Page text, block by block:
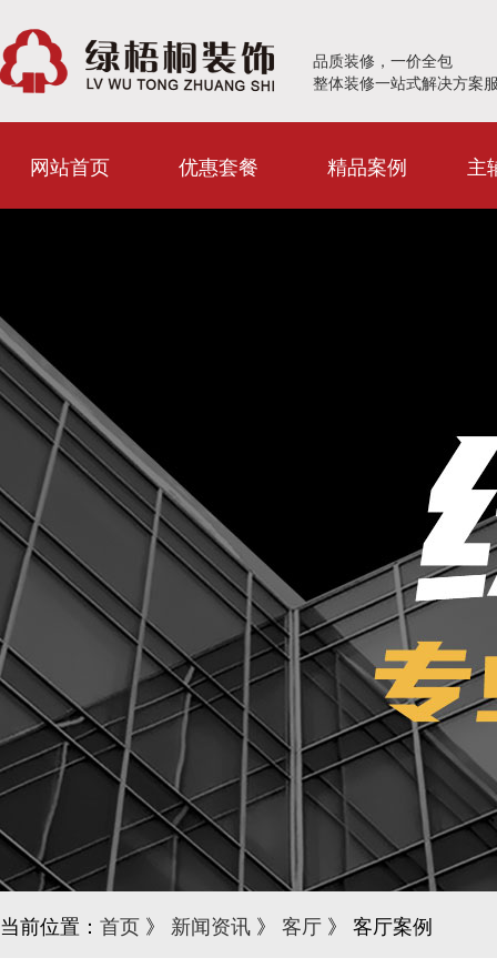
品质装修，一价全包
整体装修一站式解决方案
网站首页 优惠套餐 精品案例 主
当前位置： 首页 》 新闻资讯 》 客厅 》 客厅案例